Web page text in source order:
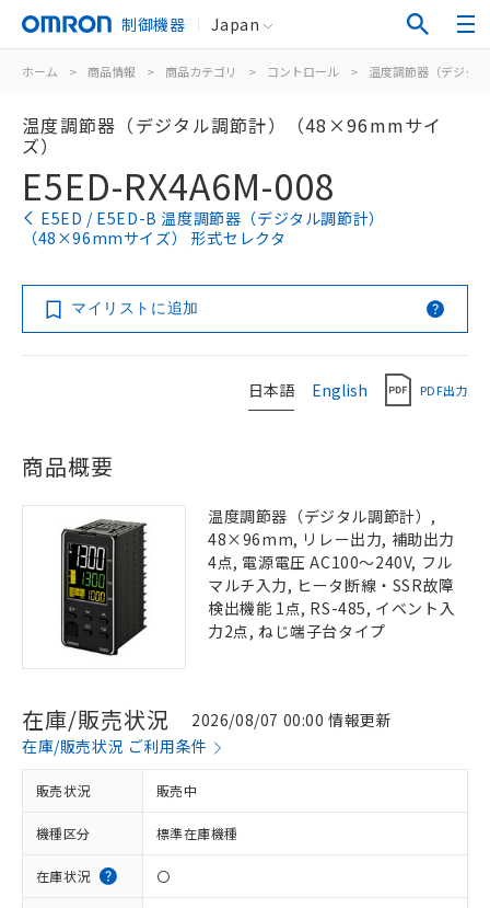
制御機器 Japan
ホーム > 商品情報 > 商品カテゴリ > コントロール > 温度調節器（デジタ
温度調節器（デジタル調節計）（48×96mmサイ
ズ）
E5ED-RX4A6M-008
E5ED / E5ED-B 温度調節器（デジタル調節計）
（48×96mmサイズ） 形式セレクタ
マイリストに追加
日本語 English PDF出力
商品概要
温度調節器（デジタル調節計）,
48×96mm, リレー出力, 補助出力
4点, 電源電圧 AC100～240V, フル
マルチ入力, ヒータ断線・SSR故障
検出機能 1点, RS-485, イベント入
力2点, ねじ端子台タイプ
在庫/販売状況
2026/08/07 00:00 情報更新
在庫/販売状況 ご利用条件
販売状況 販売中
機種区分 標準在庫機種
在庫状況 〇